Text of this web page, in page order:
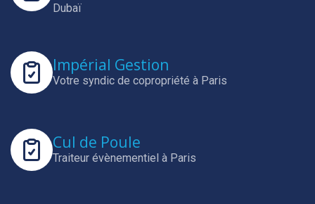
Dubaï
Impérial Gestion
Votre syndic de copropriété à Paris
Cul de Poule
Traiteur évènementiel à Paris